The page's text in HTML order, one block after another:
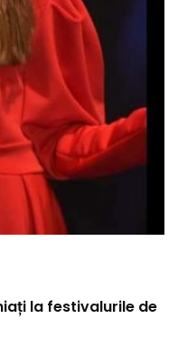
la festivalurile de